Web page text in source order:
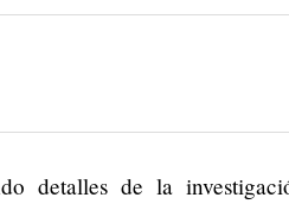
detalles de la